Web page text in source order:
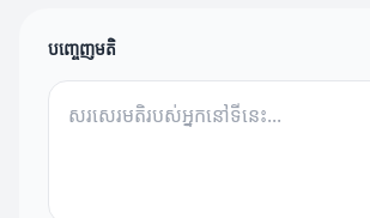
បញ្ចេញមតិ